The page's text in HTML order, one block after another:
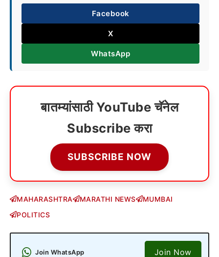
Facebook
X
WhatsApp
बातम्यांसाठी YouTube चॅनेल
Subscribe करा
SUBSCRIBE NOW
MAHARASHTRA MARATHI NEWS
MUMBAI
POLITICS
Join WhatsApp Join Now